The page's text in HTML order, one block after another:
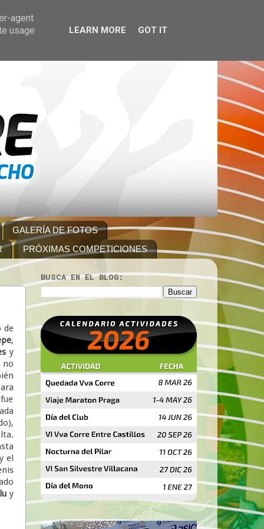
GALERÍA DE FOTOS
PRÓXIMAS COMPETICIONES
de
,
y
no
el
y
BUSCA EN EL BLOG:
agent
usage
LEARN MORE GOT IT